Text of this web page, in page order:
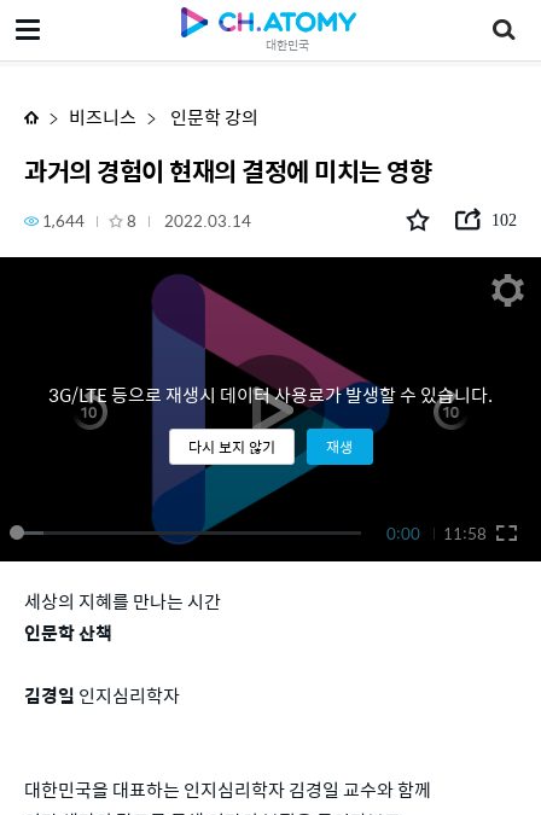
대한민국
과거의 경험이 현재의 결정에 미치는 영향
비즈니스 인문학 강의
과거의 경험이 현재의 결정에 미치는 영향
1,644 8 2022.03.14 102
0:00 11:58
3G/LTE 등으로 재생시 데이터 사용료가 발생할 수 있습니다.
다시 보지 않기 재생
세상의 지혜를 만나는 시간
인문학 산책
김경일 인지심리학자
대한민국을 대표하는 인지심리학자 김경일 교수와 함께